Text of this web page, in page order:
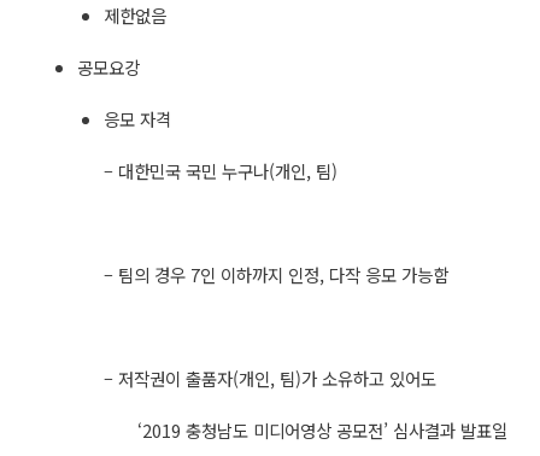
제한없음
공모요강
응모 자격
– 대한민국 국민 누구나(개인, 팀)
– 팀의 경우 7인 이하까지 인정, 다작 응모 가능함
– 저작권이 출품자(개인, 팀)가 소유하고 있어도
‘2019 충청남도 미디어영상 공모전’ 심사결과 발표일